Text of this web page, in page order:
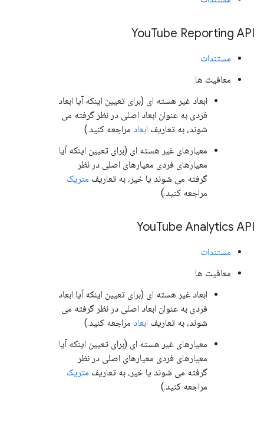
YouTube Reporting API
مستندات
معافیت ها
ابعاد غیر هسته ای (برای تعیین اینکه آیا ابعاد
فردی به عنوان ابعاد اصلی در نظر گرفته می
شوند، به تعاریف ابعاد مراجعه کنید.)
معیارهای غیر هسته ای (برای تعیین اینکه آیا
معیارهای فردی معیارهای اصلی در نظر
گرفته می شوند یا خیر، به تعاریف متریک
مراجعه کنید.)
YouTube Analytics API
مستندات
معافیت ها
ابعاد غیر هسته ای (برای تعیین اینکه آیا ابعاد
فردی به عنوان ابعاد اصلی در نظر گرفته می
شوند، به تعاریف ابعاد مراجعه کنید.)
معیارهای غیر هسته ای (برای تعیین اینکه آیا
معیارهای فردی معیارهای اصلی در نظر
گرفته می شوند یا خیر، به تعاریف متریک
مراجعه کنید.)